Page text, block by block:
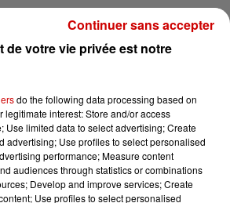
vos places pour le
Marché Gourmand 2026
!
de votre vie privée est notre
do the following data processing based on
legitimate interest: Store and/or access
Use limited data to select advertising; Create
advertising; Use profiles to select personalised
performance; Measure content
audiences through statistics or combinations
Develop and improve services; Create
Use profiles to select personalised
Continuer sans accepter